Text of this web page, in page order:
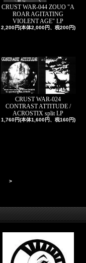
CRUST WAR-044 ZOUO "A
ROAR AGITATING
VIOLENT AGE" LP
2,200円(本体2,000円、税200円)
CRUST WAR-024
CONTRAST ATTITUDE /
ACROSTIX split LP
1,760円(本体1,600円、税160円)
>